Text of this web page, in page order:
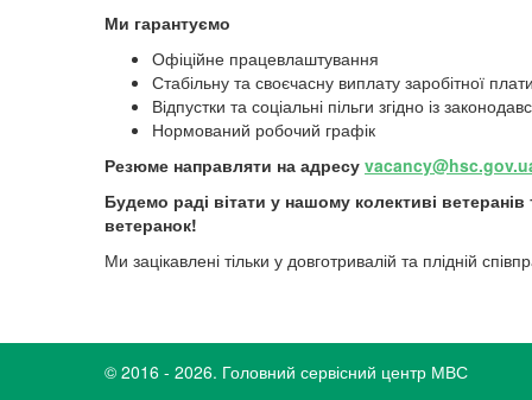
Ми гарантуємо
Офіційне працевлаштування
Стабільну та своєчасну виплату заробітної
Відпустки та соціальні пільги згідно із
Нормований робочий графік
Резюме направляти на адресу
Будемо раді вітати у нашому колективі ветеранів
ветеранок!
Ми зацікавлені тільки у довготривалій та плідній
© 2016 - 2026. Головний сервісний центр МВС